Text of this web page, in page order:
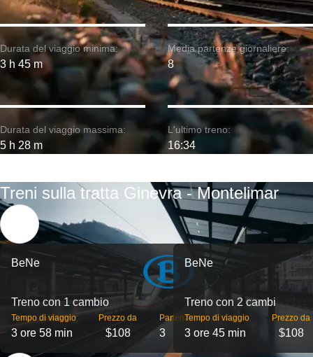
Durata del viaggio minima:
3 h 45 m
Durata del viaggio massima:
5 h 28 m
Media partenze giornaliere:
8
L'ultimo treno:
16:34
Treni sulla tratta Ginevra - Montelimar
BeNe
Treno con 1 cambio
Tempo di viaggio
3 ore 58 min
Prezzo da
$108
Partenze
3
BeNe
Treno con 2 cambi
Tempo di viaggio
3 ore 45 min
Prezzo da
$108